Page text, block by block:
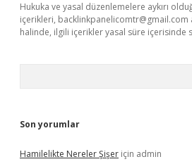
Hukuka ve yasal düzenlemelere aykırı
içerikleri, backlinkpanelicomtr@gmail.com
halinde, ilgili içerikler yasal süre içerisinde
Son yorumlar
Hamilelikte Nereler Şişer için admin